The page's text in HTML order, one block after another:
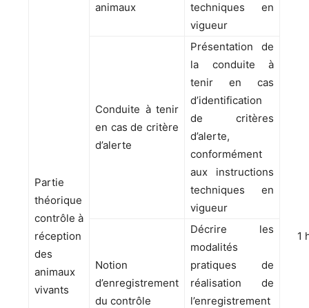
Partie
théorique
contrôle à
réception
des
animaux
vivants
1
animaux
techniques en
vigueur
Conduite à tenir
en cas de critère
d’alerte
Présentation de
la conduite à
tenir en cas
d’identification
de critères
d’alerte,
conformément
aux instructions
techniques en
vigueur
Notion
d’enregistrement
du contrôle
Décrire les
modalités
pratiques de
réalisation de
l’enregistrement